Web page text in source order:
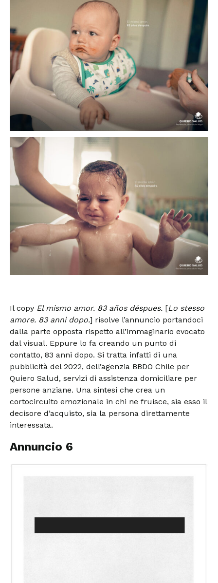
Il copy El mismo amor. 83 años déspues. [Lo stesso
amore. 83 anni dopo.] risolve l’annuncio portandoci
dalla parte opposta rispetto all’immaginario evocato
dal visual. Eppure lo fa creando un punto di
contatto, 83 anni dopo. Si tratta infatti di una
pubblicità del 2022, dell’agenzia BBDO Chile per
Quiero Salud, servizi di assistenza domiciliare per
persone anziane. Una sintesi che crea un
cortocircuito emozionale in chi ne fruisce, sia esso il
decisore d’acquisto, sia la persona direttamente
interessata.
Annuncio 6